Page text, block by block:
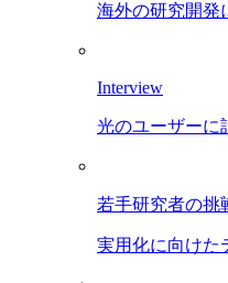
海外の研究開発
Interview
光のユーザーに
若手研究者の挑
実用化に向けた